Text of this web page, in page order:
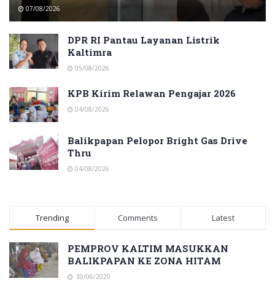
07/08/2026
DPR RI Pantau Layanan Listrik
Kaltimra
05/08/2026
KPB Kirim Relawan Pengajar 2026
04/08/2026
Balikpapan Pelopor Bright Gas Drive
Thru
04/08/2026
Trending Comments Latest
PEMPROV KALTIM MASUKKAN
BALIKPAPAN KE ZONA HITAM
30/06/2020